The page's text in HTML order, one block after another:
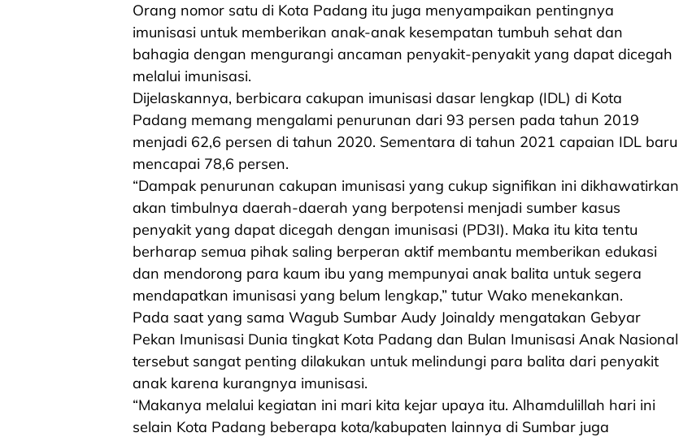
Orang nomor satu di Kota Padang itu juga menyampaikan pentingnya
imunisasi untuk memberikan anak-anak kesempatan tumbuh sehat dan
bahagia dengan mengurangi ancaman penyakit-penyakit yang dapat dicegah
melalui imunisasi.
Dijelaskannya, berbicara cakupan imunisasi dasar lengkap (IDL) di Kota
Padang memang mengalami penurunan dari 93 persen pada tahun 2019
menjadi 62,6 persen di tahun 2020. Sementara di tahun 2021 capaian IDL baru
mencapai 78,6 persen.
“Dampak penurunan cakupan imunisasi yang cukup signifikan ini dikhawatirkan
akan timbulnya daerah-daerah yang berpotensi menjadi sumber kasus
penyakit yang dapat dicegah dengan imunisasi (PD3I). Maka itu kita tentu
berharap semua pihak saling berperan aktif membantu memberikan edukasi
dan mendorong para kaum ibu yang mempunyai anak balita untuk segera
mendapatkan imunisasi yang belum lengkap,” tutur Wako menekankan.
Pada saat yang sama Wagub Sumbar Audy Joinaldy mengatakan Gebyar
Pekan Imunisasi Dunia tingkat Kota Padang dan Bulan Imunisasi Anak Nasional
tersebut sangat penting dilakukan untuk melindungi para balita dari penyakit
anak karena kurangnya imunisasi.
“Makanya melalui kegiatan ini mari kita kejar upaya itu. Alhamdulillah hari ini
selain Kota Padang beberapa kota/kabupaten lainnya di Sumbar juga